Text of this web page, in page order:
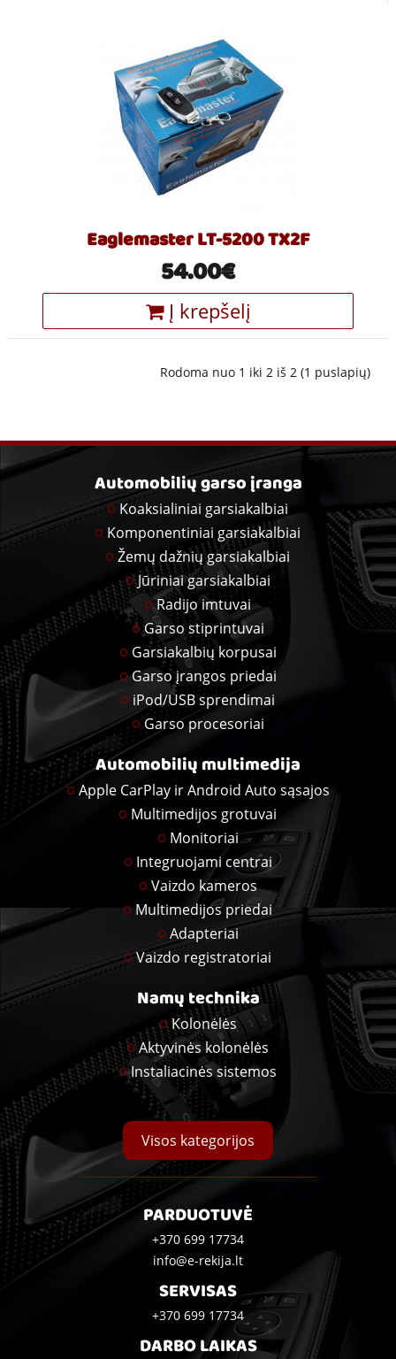
Eaglemaster LT-5200 TX2F
54.00€
Į krepšelį
Rodoma nuo 1 iki 2 iš 2 (1 puslapių)
Automobilių garso įranga
Koaksialiniai garsiakalbiai
Komponentiniai garsiakalbiai
Žemų dažnių garsiakalbiai
Jūriniai garsiakalbiai
Radijo imtuvai
Garso stiprintuvai
Garsiakalbių korpusai
Garso įrangos priedai
iPod/USB sprendimai
Garso procesoriai
Automobilių multimedija
Apple CarPlay ir Android Auto sąsajos
Multimedijos grotuvai
Monitoriai
Integruojami centrai
Vaizdo kameros
Multimedijos priedai
Adapteriai
Vaizdo registratoriai
Namų technika
Kolonėlės
Aktyvinės kolonėlės
Instaliacinės sistemos
Visos kategorijos
PARDUOTUVĖ
+370 699 17734
info@e-rekija.lt
SERVISAS
+370 699 17734
DARBO LAIKAS